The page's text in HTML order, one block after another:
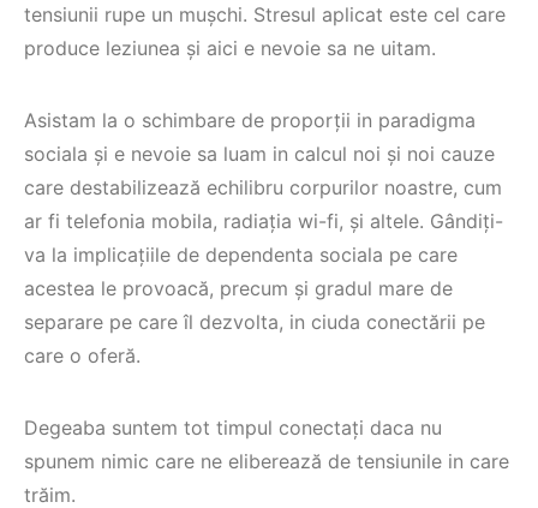
tensiunii rupe un mușchi. Stresul aplicat este cel care
produce leziunea și aici e nevoie sa ne uitam.
Asistam la o schimbare de proporții in paradigma
sociala și e nevoie sa luam in calcul noi și noi cauze
care destabilizează echilibru corpurilor noastre, cum
ar fi telefonia mobila, radiația wi-fi, și altele. Gândiți-
va la implicațiile de dependenta sociala pe care
acestea le provoacă, precum și gradul mare de
separare pe care îl dezvolta, in ciuda conectării pe
care o oferă.
Degeaba suntem tot timpul conectați daca nu
spunem nimic care ne eliberează de tensiunile in care
trăim.